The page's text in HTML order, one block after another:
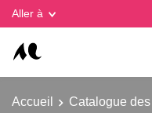
Aller à
Accueil Catalogue
Gestion des cookies